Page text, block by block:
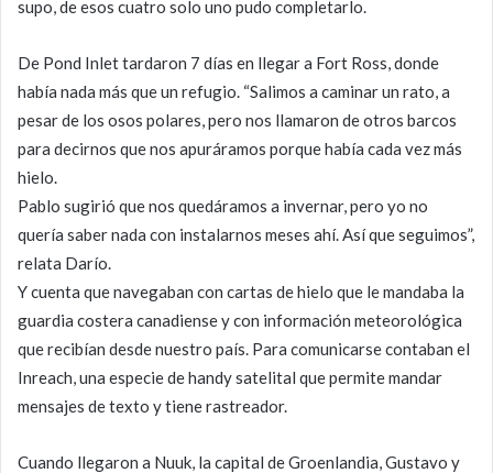
supo, de esos cuatro solo uno pudo completarlo.
De Pond Inlet tardaron 7 días en llegar a Fort Ross, donde
había nada más que un refugio. “Salimos a caminar un rato, a
pesar de los osos polares, pero nos llamaron de otros barcos
para decirnos que nos apuráramos porque había cada vez más
hielo.
Pablo sugirió que nos quedáramos a invernar, pero yo no
quería saber nada con instalarnos meses ahí. Así que seguimos”,
relata Darío.
Y cuenta que navegaban con cartas de hielo que le mandaba la
guardia costera canadiense y con información meteorológica
que recibían desde nuestro país. Para comunicarse contaban el
Inreach, una especie de handy satelital que permite mandar
mensajes de texto y tiene rastreador.
Cuando llegaron a Nuuk, la capital de Groenlandia, Gustavo y